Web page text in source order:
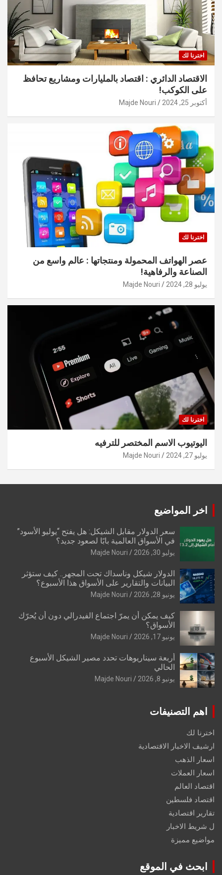
اخترنا لك
الاقتصاد الدائري : اقتصاد بالمليارات ومشاريع تحافظ
على الكوكب!
أكتوبر 25, 2024 Majde Nouri
اخترنا لك
عصر الهواتف المحمولة ومنتجاتها : عالم واسع من
الصناعة والرفاهية!
يوليو 28, 2024 Majde Nouri
اخترنا لك
اليوتيوب الاسم المختصر للترفيه
يوليو 27, 2024 Majde Nouri
اخر المواضيع
سعر الدولار مقابل الشيكل: هل يفتح “يوليو الأسود”
في الأسواق العالمية بابًا لصعود جديد؟
يوليو 30, 2026 Majde Nouri
الدولار شيكل وناسداك تحت المجهر.. كيف ستؤثر
البيانات والتقارير على الأسواق هذا الأسبوع؟
يونيو 28, 2026 Majde Nouri
كيف يمكن أن يمرّ اجتماع الفيدرالي دون أن يُحرّك
الأسواق؟
يونيو 17, 2026 Majde Nouri
أربعة سيناريوهات تحدد مصير الشيكل الأسبوع
الحالي
يونيو 8, 2026 Majde Nouri
اهم التصنيفات
اخترنا لك
ارشيف الاخبار الاقتصادية
اسعار الذهب
اسعار العملات
اقتصاد العالم
اقتصاد فلسطين
تقارير اقتصادية
ل شريط الاخبار
مواضيع مميزة
ابحث في الموقع